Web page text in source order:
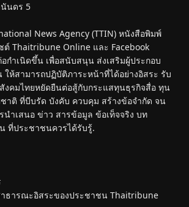
นันดร 5
News Agency (TTIN) หนังสือพิมพ์
ต์ Thaitribune Online และ Facebook
กำเนิดขึ้น เพื่อสนับสนุน ส่งเสริมผู้ประกอบ
ห้สามารถปฏิบัติภาระหน้าที่ได้อย่างอิสระ รับ
งคมไทยหยัดยืนต่อสู้กับกระแสทุนธุรกิจสื่อ ทุน
าติ ที่บีบรัด บังคับ ควบคุม สร้างข้อจำกัด จน
นำเสนอ ข่าว สารข้อมูล ข้อเท็จจริง บท
ที่ประชาชนควรได้รับรู้.
ธารณะอิสระของประชาชน Thaitribune